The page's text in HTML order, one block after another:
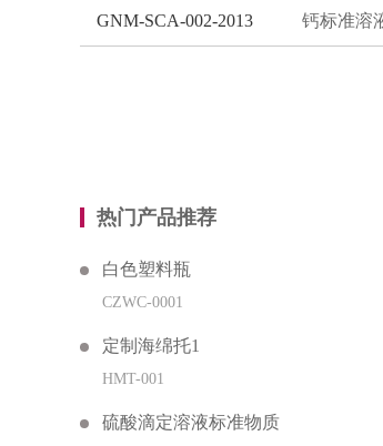
GNM-SCA-002-2013 钙标准溶
热门产品推荐
白色塑料瓶
CZWC-0001
定制海绵托1
HMT-001
硫酸滴定溶液标准物质